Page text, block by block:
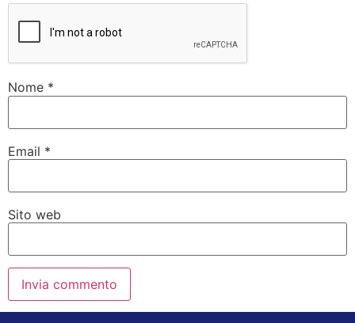
Nome *
Email *
Sito web